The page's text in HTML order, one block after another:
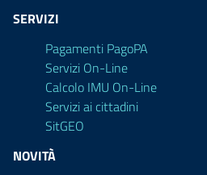
SERVIZI
Pagamenti PagoPA
Servizi On-Line
Calcolo IMU On-Line
Servizi ai cittadini
SitGEO
NOVITÀ